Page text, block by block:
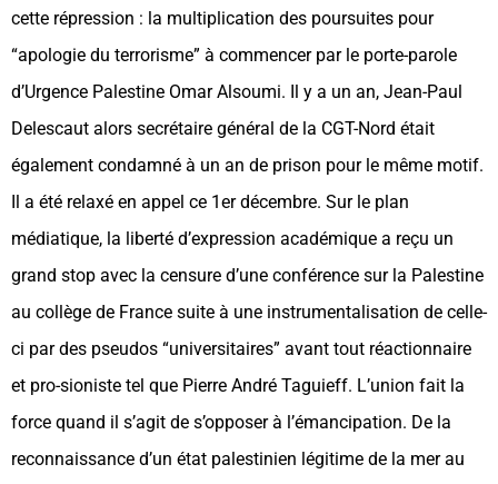
cette répression : la multiplication des poursuites pour
“apologie du terrorisme” à commencer par le porte-parole
d’Urgence Palestine Omar Alsoumi. Il y a un an, Jean-Paul
Delescaut alors secrétaire général de la CGT-Nord était
également condamné à un an de prison pour le même motif.
Il a été relaxé en appel ce 1er décembre. Sur le plan
médiatique, la liberté d’expression académique a reçu un
grand stop avec la censure d’une conférence sur la Palestine
au collège de France suite à une instrumentalisation de celle-
ci par des pseudos “universitaires” avant tout réactionnaire
et pro-sioniste tel que Pierre André Taguieff. L’union fait la
force quand il s’agit de s’opposer à l’émancipation. De la
reconnaissance d’un état palestinien légitime de la mer au